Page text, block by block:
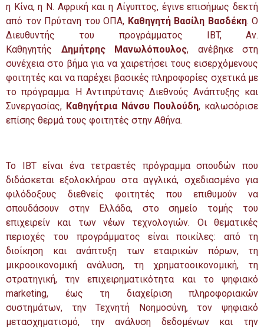
η Κίνα, η Ν. Αφρική και η Αίγυπτος, έγινε επισήμως δεκτή
από τον Πρύτανη του ΟΠΑ, Καθηγητή Βασίλη Βασδέκη. Ο
Διευθυντής του προγράμματος IBT, Αν.
Καθηγητής Δημήτρης Μανωλόπουλος, ανέβηκε στη
συνέχεια στο βήμα για να χαιρετήσει τους εισερχόμενους
φοιτητές και να παρέχει βασικές πληροφορίες σχετικά με
το πρόγραμμα. Η Αντιπρύτανις Διεθνούς Ανάπτυξης και
Συνεργασίας, Καθηγήτρια Νάνσυ Πουλούδη, καλωσόρισε
επίσης θερμά τους φοιτητές στην Αθήνα.
Το IBT είναι ένα τετραετές πρόγραμμα σπουδών που
διδάσκεται εξολοκλήρου στα αγγλικά, σχεδιασμένο για
φιλόδοξους διεθνείς φοιτητές που επιθυμούν να
σπουδάσουν στην Ελλάδα, στο σημείο τομής του
επιχειρείν και των νέων τεχνολογιών. Οι θεματικές
περιοχές του προγράμματος είναι ποικίλες: από τη
διοίκηση και ανάπτυξη των εταιρικών πόρων, τη
μικροοικονομική ανάλυση, τη χρηματοοικονομική, τη
στρατηγική, την επιχειρηματικότητα και το ψηφιακό
marketing, έως τη διαχείριση πληροφοριακών
συστημάτων, την Τεχνητή Νοημοσύνη, τον ψηφιακό
μετασχηματισμό, την ανάλυση δεδομένων και την